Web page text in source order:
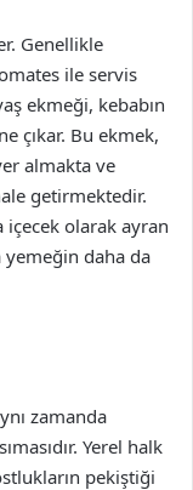
Genellikle
ile servis
ekmeği, kebabın
çıkar. Bu ekmek,
almakta ve
getirmektedir.
içecek olarak ayran
daha da
zamanda
Yerel halk
pekiştiği